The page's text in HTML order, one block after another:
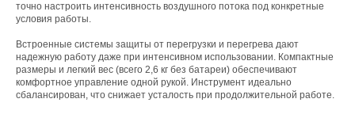
точно настроить интенсивность воздушного потока под конкретные
условия работы.
Встроенные системы защиты от перегрузки и перегрева дают
надежную работу даже при интенсивном использовании. Компактные
размеры и легкий вес (всего 2,6 кг без батареи) обеспечивают
комфортное управление одной рукой. Инструмент идеально
сбалансирован, что снижает усталость при продолжительной работе.